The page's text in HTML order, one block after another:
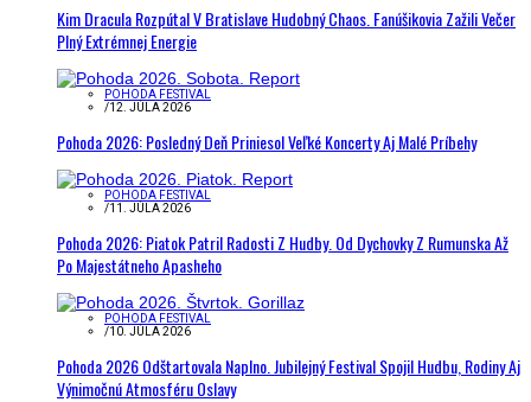
Kim Dracula Rozpútal V Bratislave Hudobný Chaos. Fanúšikovia Zažili Večer
Plný Extrémnej Energie
POHODA FESTIVAL
/12. JÚLA 2026
Pohoda 2026: Posledný Deň Priniesol Veľké Koncerty Aj Malé Príbehy
POHODA FESTIVAL
/11. JÚLA 2026
Pohoda 2026: Piatok Patril Radosti Z Hudby. Od Dychovky Z Rumunska Až
Po Majestátneho Apasheho
POHODA FESTIVAL
/10. JÚLA 2026
Pohoda 2026 Odštartovala Naplno. Jubilejný Festival Spojil Hudbu, Rodiny Aj
Výnimočnú Atmosféru Oslavy